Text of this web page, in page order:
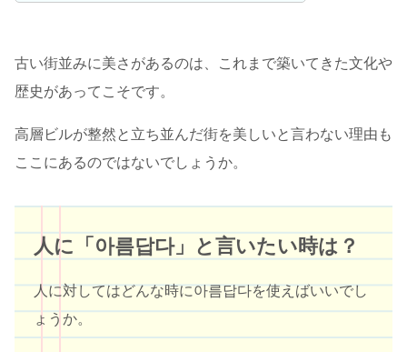
古い街並みに美さがあるのは、これまで築いてきた文化や
歴史があってこそです。
高層ビルが整然と立ち並んだ街を美しいと言わない理由も
ここにあるのではないでしょうか。
人に「아름답다」と言いたい時は？
人に対してはどんな時に아름답다を使えばいいでし
ょうか。